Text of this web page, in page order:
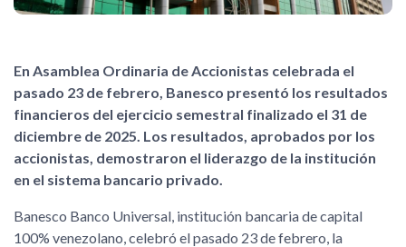
En Asamblea Ordinaria de Accionistas celebrada el
pasado 23 de febrero, Banesco presentó los resultados
financieros del ejercicio semestral finalizado el 31 de
diciembre de 2025. Los resultados, aprobados por los
accionistas, demostraron el liderazgo de la institución
en el sistema bancario privado.
Banesco Banco Universal, institución bancaria de capital
100% venezolano, celebró el pasado 23 de febrero, la